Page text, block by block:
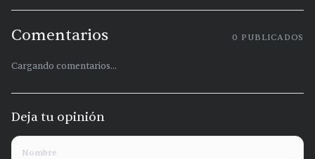
Comentarios 0 PUBLICADOS
Cargando comentarios...
Deja tu opinión
Nombre